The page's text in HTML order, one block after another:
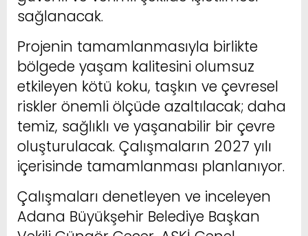
sağlanacak.
Projenin tamamlanmasıyla birlikte
bölgede yaşam kalitesini olumsuz
etkileyen kötü koku, taşkın ve çevresel
riskler önemli ölçüde azaltılacak; daha
temiz, sağlıklı ve yaşanabilir bir çevre
oluşturulacak. Çalışmaların 2027 yılı
içerisinde tamamlanması planlanıyor.
Çalışmaları denetleyen ve inceleyen
Adana Büyükşehir Belediye Başkan